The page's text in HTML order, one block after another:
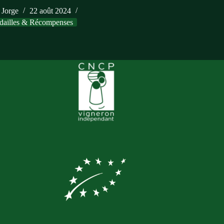
Jorge
22 août 2024
& Récompenses